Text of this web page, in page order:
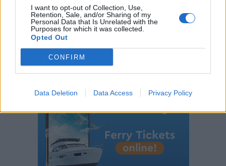
I want to opt-out of Collection, Use,
Retention, Sale, and/or Sharing of my
Personal Data that Is Unrelated with the
Purposes for which it was collected.
Opted Out
CONFIRM
Data Deletion Data Access Privacy Policy
από το κόμμα Καρυστιανού – Εκτός η Κατερίνα
Μουτσάτσου και δύο μέλη